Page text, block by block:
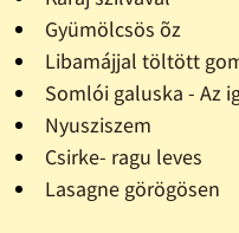
Gyümölcsös õz
Libamájjal töltött
Somlói galuska - Az
Nyusziszem
Csirke- ragu leves
Lasagne görögösen